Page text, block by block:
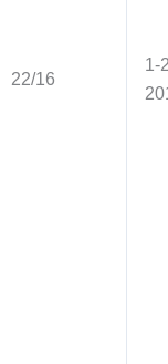
22/16
1-